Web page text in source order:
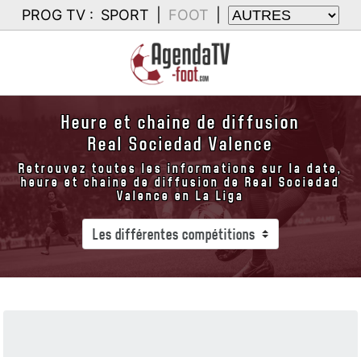
PROG TV : SPORT FOOT
Heure et chaine de diffusion
Real Sociedad Valence
Retrouvez toutes les informations sur la date,
heure et chaine de diffusion de Real Sociedad
Valence en La Liga